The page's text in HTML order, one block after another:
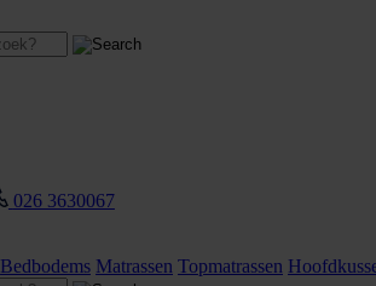
026 3630067
Bedbodems Matrassen Topmatrassen